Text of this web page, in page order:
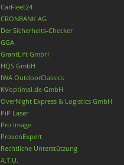
CarFleet24
CRONBANK AG
Der Sicherheits-Checker
GGA
GrantLift GmbH
HQS GmbH
IWA OutdoorClassics
KVoptimal.de GmbH
OverNight Express & Logistics GmbH
PiP Laser
Pro Image
ProvenExpert
Rechtliche Unterstützung
A.T.U.